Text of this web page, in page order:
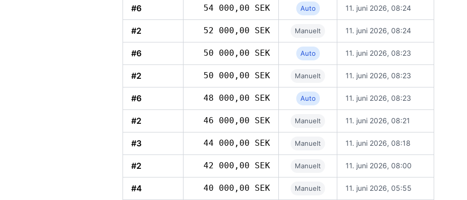
#6 54 000,00 SEK Auto 11. juni 2026, 08:24
#2 52 000,00 SEK Manuelt 11. juni 2026, 08:24
#6 50 000,00 SEK Auto 11. juni 2026, 08:23
#2 50 000,00 SEK Manuelt 11. juni 2026, 08:23
#6 48 000,00 SEK Auto 11. juni 2026, 08:23
#2 46 000,00 SEK Manuelt 11. juni 2026, 08:21
#3 44 000,00 SEK Manuelt 11. juni 2026, 08:18
#2 42 000,00 SEK Manuelt 11. juni 2026, 08:00
#4 40 000,00 SEK Manuelt 11. juni 2026, 05:55